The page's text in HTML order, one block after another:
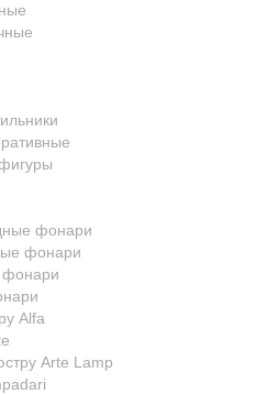
фонари
фонари
Alfa
Arte Lamp